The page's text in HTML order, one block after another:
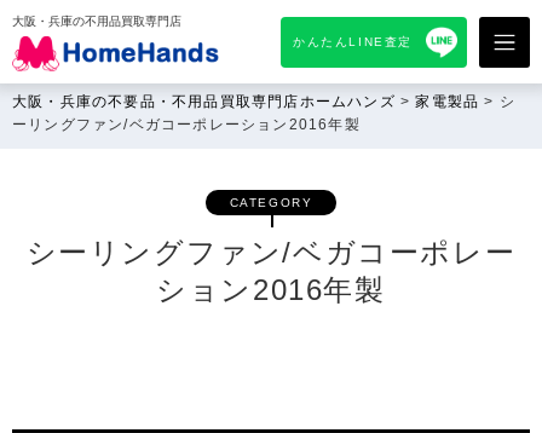
大阪・兵庫の不用品買取専門店
かんたんLINE査定
大阪・兵庫の不要品・不用品買取専門店ホームハンズ >家電製品 > シ
ーリングファン/ベガコーポレーション2016年製
CATEGORY
シーリングファン/ベガコーポレー
ション2016年製